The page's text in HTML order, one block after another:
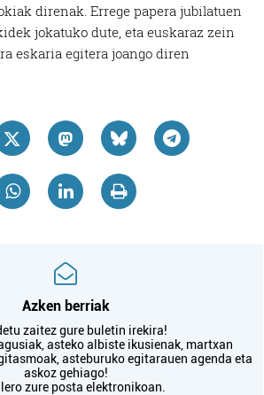
direnak. Errege papera jubilatuen
jokatuko dute, eta euskaraz zein
eskaria egitera joango diren
Azken berriak
zaitez gure buletin irekira!
asteko albiste ikusienak, martxan
asteburuko egitarauen agenda eta
askoz gehiago!
zure posta elektronikoan.